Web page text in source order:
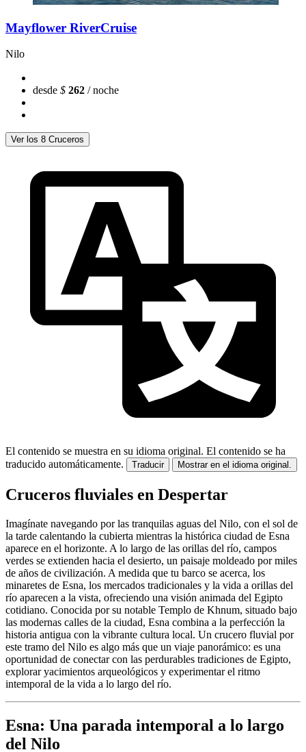
Mayflower RiverCruise
Nilo
desde $ 262 / noche
Ver los 8 Cruceros
El contenido se muestra en su idioma original. El contenido se ha
traducido automáticamente.
Traducir Mostrar en el idioma original.
Cruceros fluviales en Despertar
Imagínate navegando por las tranquilas aguas del Nilo, con el sol de
la tarde calentando la cubierta mientras la histórica ciudad de Esna
aparece en el horizonte. A lo largo de las orillas del río, campos
verdes se extienden hacia el desierto, un paisaje moldeado por miles
de años de civilización. A medida que tu barco se acerca, los
minaretes de Esna, los mercados tradicionales y la vida a orillas del
río aparecen a la vista, ofreciendo una visión animada del Egipto
cotidiano. Conocida por su notable Templo de Khnum, situado bajo
las modernas calles de la ciudad, Esna combina a la perfección la
historia antigua con la vibrante cultura local. Un crucero fluvial por
este tramo del Nilo es algo más que un viaje panorámico: es una
oportunidad de conectar con las perdurables tradiciones de Egipto,
explorar yacimientos arqueológicos y experimentar el ritmo
intemporal de la vida a lo largo del río.
Esna: Una parada intemporal a lo largo
del Nilo